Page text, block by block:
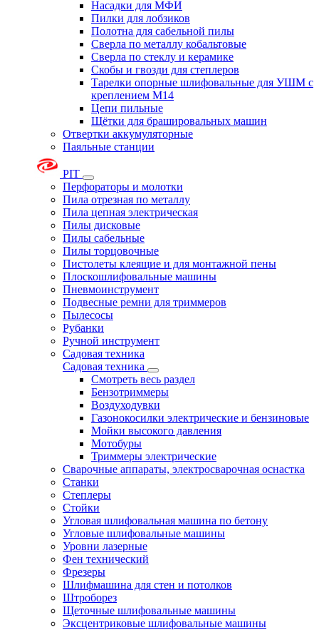
Насадки для МФИ
Пилки для лобзиков
Полотна для сабельной пилы
Сверла по металлу кобальтовые
Сверла по стеклу и керамике
Скобы и гвозди для степлеров
Тарелки опорные шлифовальные для УШМ с
креплением М14
Цепи пильные
Щётки для брашировальных машин
Отвертки аккумуляторные
Паяльные станции
PIT
Перфораторы и молотки
Пила отрезная по металлу
Пила цепная электрическая
Пилы дисковые
Пилы сабельные
Пилы торцовочные
Пистолеты клеящие и для монтажной пены
Плоскошлифовальные машины
Пневмоинструмент
Подвесные ремни для триммеров
Пылесосы
Рубанки
Ручной инструмент
Садовая техника
Садовая техника
Смотреть весь раздел
Бензотриммеры
Воздуходувки
Газонокосилки электрические и бензиновые
Мойки высокого давления
Мотобуры
Триммеры электрические
Сварочные аппараты, электросварочная оснастка
Станки
Степлеры
Стойки
Угловая шлифовальная машина по бетону
Угловые шлифовальные машины
Уровни лазерные
Фен технический
Фрезеры
Шлифмашина для стен и потолков
Штроборез
Щеточные шлифовальные машины
Эксцентриковые шлифовальные машины